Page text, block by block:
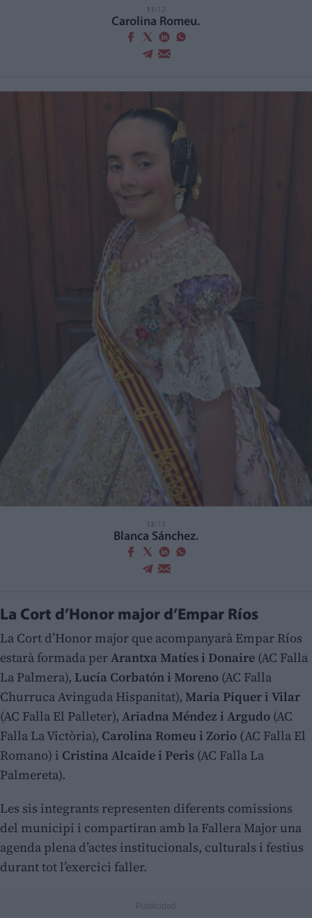
/12
Carolina Romeu.
12 /12
Blanca Sánchez.
La Cort d’Honor major d’Empar Ríos
La Cort d’Honor major que acompanyarà Empar Ríos
estarà formada perArantxa Matíes i Donaire (AC Falla
La Palmera), Lucía Corbatón i Moreno (AC Falla
Churruca Avinguda Hispanitat), Maria Piquer i Vilar
(AC Falla El Palleter), Ariadna Méndez i Argudo (AC
Falla La Victòria), Carolina Romeu i Zorio (AC Falla El
Romano) i Cristina Alcaide i Peris (AC Falla La
Palmereta).
Les sis integrants representen diferents comissions
del municipi i compartiran amb la Fallera Major una
agenda plena d’actes institucionals, culturals i festius
durant tot l’exercici faller.